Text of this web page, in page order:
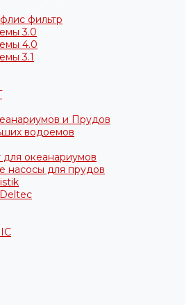
фильтр
3.0
4.0
3.1
и Прудов
водоемов
океанариумов
насосы для прудов